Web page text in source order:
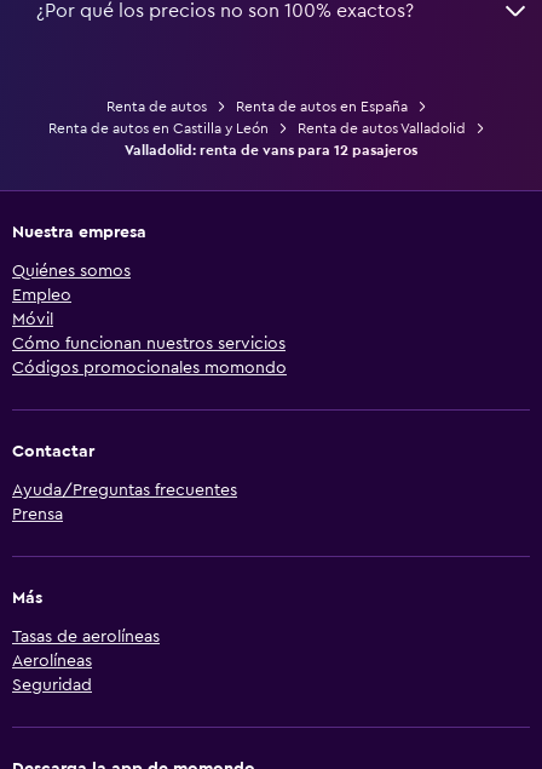
¿Por qué los precios no son 100% exactos?
Renta de autos
Renta de autos en España
Renta de autos en Castilla y León
Renta de autos Valladolid
Valladolid: renta de vans para 12 pasajeros
Nuestra empresa
Quiénes somos
Empleo
Móvil
Cómo funcionan nuestros servicios
Códigos promocionales momondo
Contactar
Ayuda/Preguntas frecuentes
Prensa
Más
Tasas de aerolíneas
Aerolíneas
Seguridad